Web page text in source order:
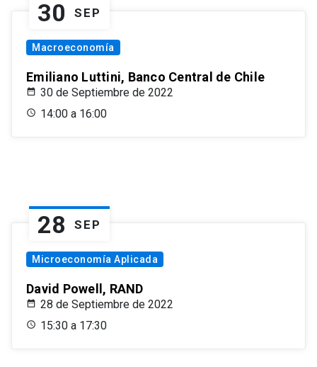
30 SEP
Macroeconomía
Emiliano Luttini, Banco Central de Chile
30 de Septiembre de 2022
14:00 a 16:00
28 SEP
Microeconomía Aplicada
David Powell, RAND
28 de Septiembre de 2022
15:30 a 17:30